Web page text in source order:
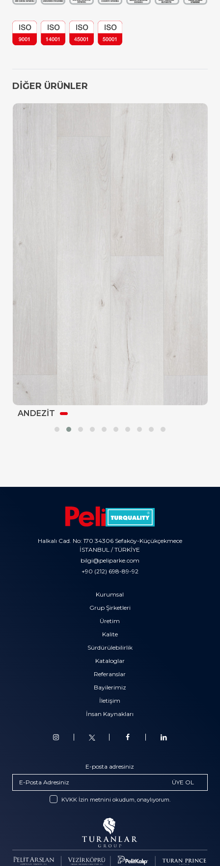
DİĞER ÜRÜNLER
ANDEZİT
Halkalı Cad. No: 170 34306 Sefaköy-Küçükçekmece
İSTANBUL / TÜRKİYE
bilgi@peliparke.com
+90 (212) 698-89-92
Kurumsal
Grup Şirketleri
Üretim
Kalite
Sürdürülebilirlik
Kataloglar
Referanslar
Bayilerimiz
İletişim
İnsan Kaynakları
E-posta adresiniz
ÜYE OL
KVKK İzin metnini okudum, onaylıyorum.